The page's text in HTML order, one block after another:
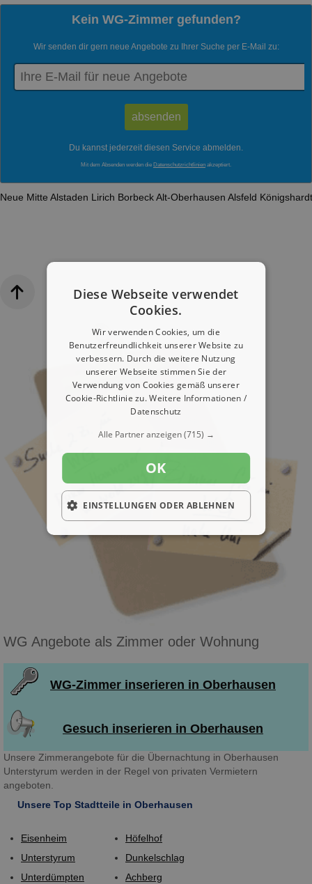
Kein WG-Zimmer gefunden?
Wir senden dir gern neue Angebote zu Ihrer Suche per E-Mail zu:
Du kannst jederzeit diesen Service abmelden.
Mit dem Absenden werden die Datenschutzrichtlinien akzeptiert.
Neue Mitte Alstaden Lirich BorbeckAlt-Oberhausen Alsfeld
WG Angebote als Zimmer oder Wohnung
WG-Zimmer inserieren in Oberhausen
Gesuch inserieren in Oberhausen
Unsere Zimmerangebote für die Übernachtung in Oberhausen
Unterstyrum werden in der Regel von privaten Vermietern
angeboten.
Unsere Top Stadtteile in Oberhausen
Eisenheim
Unterstyrum
Unterdümpten
Höfelhof
Dunkelschlag
Achberg
Diese Webseite verwendet
Cookies.
Wir verwenden Cookies, um die
Benutzerfreundlichkeit unserer Website zu
verbessern. Durch die weitere Nutzung
unserer Webseite stimmen Sie der
Verwendung von Cookies gemäß unserer
Cookie-Richtlinie zu.Weitere Informationen /
Datenschutz
Alle Partner anzeigen(715) →
OK
EINSTELLUNGEN ODER ABLEHNEN